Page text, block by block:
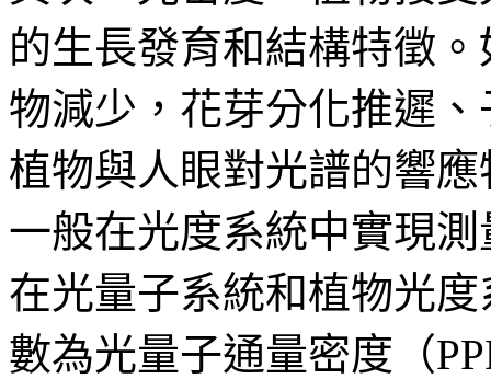
的生長發育和結構特徵
物減少，花芽分化推遲
植物與人眼對光譜的響
一般在光度系統中實現
在光量子系統和植物光
數為光量子通量密度（